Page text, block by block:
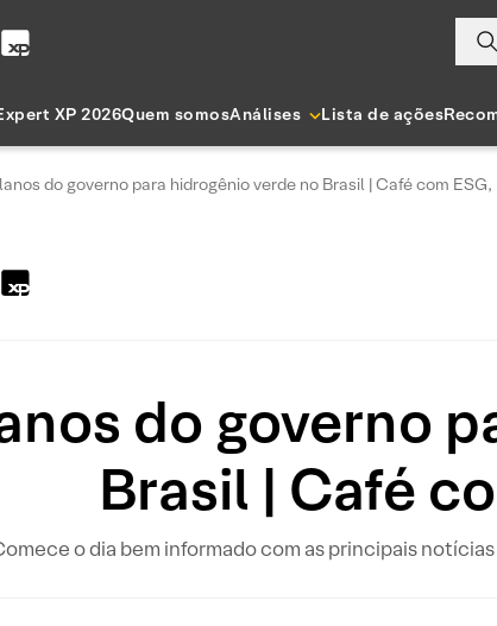
XP 2026Quem somosAnálises Lista de ações
do governo para hidrogênio verde no Brasil | Café com
do governo
Brasil | Café
o dia bem informado com as principais